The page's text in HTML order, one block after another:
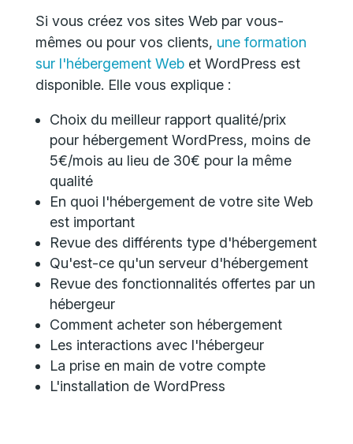
Si vous créez vos sites Web par vous-
mêmes ou pour vos clients, une formation
sur l'hébergement Webet WordPress est
disponible. Elle vous explique :
Choix du meilleur rapport qualité/prix
pour hébergement WordPress, moins de
5€/mois au lieu de 30€ pour la même
qualité
En quoi l'hébergement de votre site Web
est important
Revue des différents type d'hébergement
Qu'est-ce qu'un serveur d'hébergement
Revue des fonctionnalités offertes par un
hébergeur
Comment acheter son hébergement
Les interactions avec l'hébergeur
La prise en main de votre compte
L'installation de WordPress